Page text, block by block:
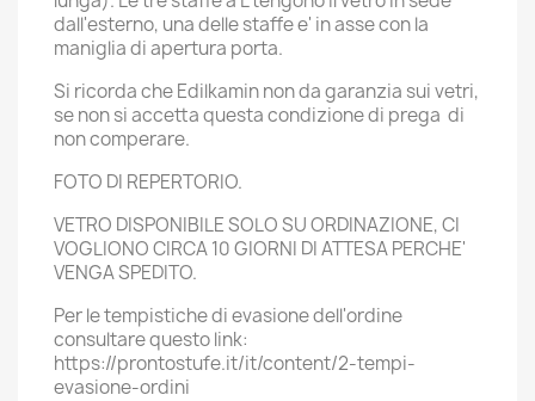
dall'esterno, una delle staffe e' in asse con la
maniglia di apertura porta.
Si ricorda che Edilkamin non da garanzia sui vetri,
se non si accetta questa condizione di prega di
non comperare.
FOTO DI REPERTORIO.
VETRO DISPONIBILE SOLO SU ORDINAZIONE, CI
VOGLIONO CIRCA 10 GIORNI DI ATTESA PERCHE'
VENGA SPEDITO.
Per le tempistiche di evasione dell'ordine
consultare questo link:
https://prontostufe.it/it/content/2-tempi-
evasione-ordini